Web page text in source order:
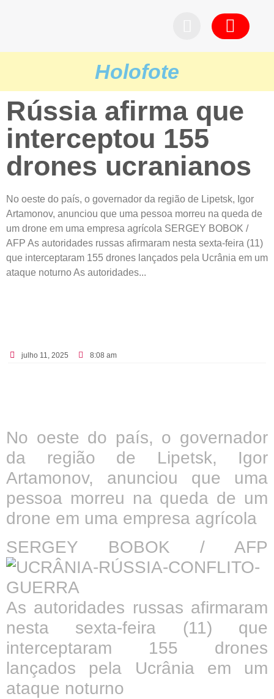
Holofote
Rússia afirma que
interceptou 155
drones ucranianos
No oeste do país, o governador da região de Lipetsk, Igor
Artamonov, anunciou que uma pessoa morreu na queda de
um drone em uma empresa agrícola SERGEY BOBOK /
AFP As autoridades russas afirmaram nesta sexta-feira (11)
que interceptaram 155 drones lançados pela Ucrânia em um
ataque noturno As autoridades...
julho 11, 2025 8:08 am
No oeste do país, o governador
da região de Lipetsk, Igor
Artamonov, anunciou que uma
pessoa morreu na queda de um
drone em uma empresa agrícola
SERGEY BOBOK / AFP
As autoridades russas afirmaram
nesta sexta-feira (11) que
interceptaram 155 drones
lançados pela Ucrânia em um
ataque noturno